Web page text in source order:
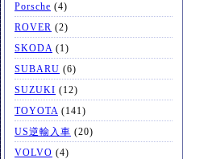
Porsche (4)
ROVER (2)
SKODA (1)
SUBARU (6)
SUZUKI (12)
TOYOTA (141)
US逆輸入車 (20)
VOLVO (4)